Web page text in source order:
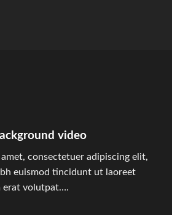
video
consectetuer adipiscing elit,
euismod tincidunt ut laoreet
erat volutpat….